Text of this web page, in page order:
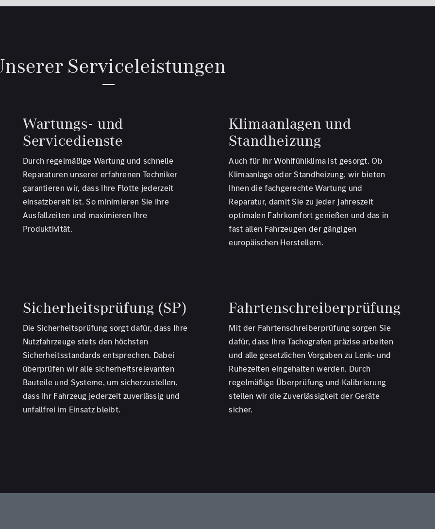
Serviceleistungen
Wartungs- und
Servicedienste
Durch regelmäßige Wartung und schnelle
Reparaturen unserer erfahrenen Techniker
garantieren wir, dass Ihre Flotte jederzeit
einsatzbereit ist. So minimieren Sie Ihre
Ausfallzeiten und maximieren Ihre
Produktivität.
Klimaanlagen und
Standheizung
Auch für Ihr Wohlfühlklima ist gesorgt. Ob
Klimaanlage oder Standheizung, wir bieten
Ihnen die fachgerechte Wartung und
Reparatur, damit Sie zu jeder Jahreszeit
optimalen Fahrkomfort genießen und das in
fast allen Fahrzeugen der gängigen
europäischen Herstellern.
Sicherheitsprüfung (SP)
Die Sicherheitsprüfung sorgt dafür, dass Ihre
Nutzfahrzeuge stets den höchsten
Sicherheitsstandards entsprechen. Dabei
überprüfen wir alle sicherheitsrelevanten
Bauteile und Systeme, um sicherzustellen,
dass Ihr Fahrzeug jederzeit zuverlässig und
unfallfrei im Einsatz bleibt.
Fahrtenschreiberprüfung
Mit der Fahrtenschreiberprüfung sorgen Sie
dafür, dass Ihre Tachografen präzise arbeiten
und alle gesetzlichen Vorgaben zu Lenk- und
Ruhezeiten eingehalten werden. Durch
regelmäßige Überprüfung und Kalibrierung
stellen wir die Zuverlässigkeit der Geräte
sicher.